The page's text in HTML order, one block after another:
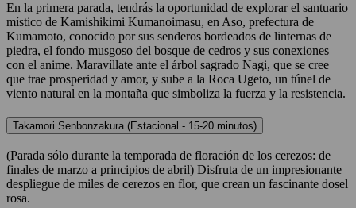
En la primera parada, tendrás la oportunidad de explorar el santuario
místico de Kamishikimi Kumanoimasu, en Aso, prefectura de
Kumamoto, conocido por sus senderos bordeados de linternas de
piedra, el fondo musgoso del bosque de cedros y sus conexiones
con el anime. Maravíllate ante el árbol sagrado Nagi, que se cree
que trae prosperidad y amor, y sube a la Roca Ugeto, un túnel de
viento natural en la montaña que simboliza la fuerza y la resistencia.
Takamori Senbonzakura (Estacional - 15-20 minutos)
(Parada sólo durante la temporada de floración de los cerezos: de
finales de marzo a principios de abril) Disfruta de un impresionante
despliegue de miles de cerezos en flor, que crean un fascinante dosel
rosa.